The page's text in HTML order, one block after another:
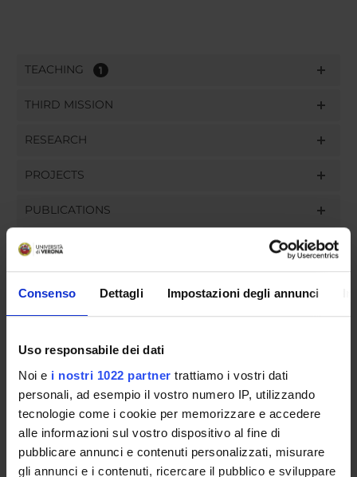
Consenso Dettagli Impostazioni degli annunci
Uso responsabile dei dati
Noi e i nostri 1022 partner trattiamo i vostri dati
personali, ad esempio il vostro numero IP, utilizzando
tecnologie come i cookie per memorizzare e accedere
alle informazioni sul vostro dispositivo al fine di
pubblicare annunci e contenuti personalizzati, misurare
gli annunci e i contenuti, ricercare il pubblico e sviluppare
TEACHING 1
THIRD MISSION
RESEARCH
PROJECTS
PUBLICATIONS
ASSIGNMENTS
COMMITTEES
DEPARTMENT ADMINISTRATION OFFICES
STUDENT ADMINISTRATION OFFICES